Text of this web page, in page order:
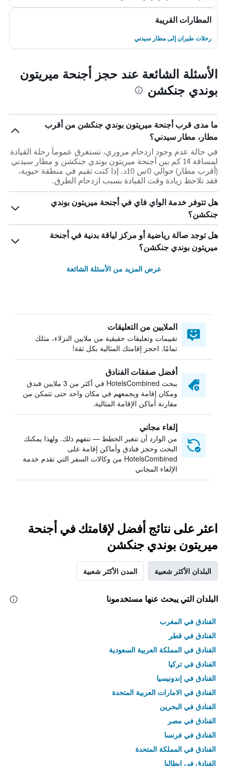
المطارات القريبة
رحلات طيران إلى مطار سيدني
الأسئلة الشائعة عند حجز أجنحة ميريتون
بوندي جنكشن
ما مدى قرب أجنحة ميريتون بوندي جنكشن من أقرب
مطار، مطار سيدني؟
في حالة عدم وجود ازدحام مروري، تستغرق عموماً رحلة القيادة
لمسافة 14 كم بين أجنحة ميريتون بوندي جنكشن و مطار سيدني
(أقرب مطار) حوالي 0س 10د. إذا كنت تقيم في منطقة حيوية،
فقد تلاحظ زيادة وقت القيادة بسبب ازدحام الطرق.
هل تتوفر خدمة الواي فاي في أجنحة ميريتون بوندي
جنكشن؟
هل توجد صالة رياضية أو مركز لياقة بدنية في أجنحة
ميريتون بوندي جنكشن؟
عرض المزيد من الأسئلة الشائعة
الملايين من التعليقات
تقييمات وتعليقات حقيقية من ملايين النزلاء، مثلك
تمامًا. احجز إقامتك المثالية بكل ثقة!
أفضل صفقات الفنادق
يبحث HotelsCombined في أكثر من 3 ملايين فندق
ومكان إقامة ويجمعهم في مكان واحد حتى تتمكن من
مقارنة أماكن الإقامة المثالية.
إلغاء مجاني
من الوارد أن تتغير الخطط — نتفهم ذلك. ولهذا يمكنك
البحث وحجز فنادق وأماكن إقامة على
HotelsCombined من وكالات السفر التي تقدم خدمة
الإلغاء المجاني
اعثر على نتائج أفضل لإقامتك في أجنحة
ميريتون بوندي جنكشن
البلدان الأكثر شعبية المدن الأكثر شعبية
البلدان التي يبحث عنها مستخدمونا
الفنادق في المغرب
الفنادق في قطر
الفنادق في المملكة العربية السعودية
الفنادق في تركيا
الفنادق في إندونيسيا
الفنادق في الامارات العربية المتحدة
الفنادق في البحرين
الفنادق في مصر
الفنادق في فرنسا
الفنادق في المملكة المتحدة
الفنادق في إيطاليا